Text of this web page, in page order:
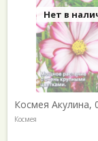
Нет в
Космея Акулина,
Космея